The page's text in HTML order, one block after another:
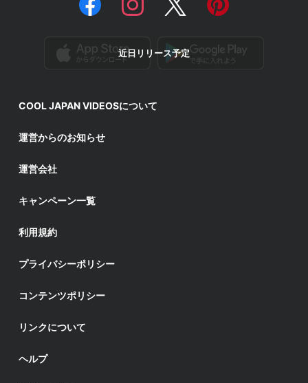
近日リリース予定
COOL JAPAN VIDEOSについて
運営からのお知らせ
運営会社
キャンペーン一覧
利用規約
プライバシーポリシー
コンテンツポリシー
リンクについて
ヘルプ